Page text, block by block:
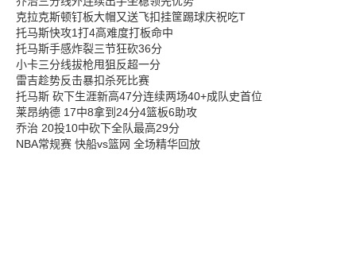
克拉克斯顿钉板大帽又送飞扣挂筐踢球庆祝吃T
托马斯快攻1打4高难度打板命中
托马斯手感炸裂三节狂砍36分
小卡三分线拔枪甩狙反超一分
雷吉趁势反击暴扣杀死比赛
托马斯 砍下生涯新高47分连续两场40+成队史首位
莱昂纳德 17中8拿到24分4篮板6助攻
乔治 20投10中砍下全队最高29分
NBA常规赛 快船vs篮网 全场精华回放